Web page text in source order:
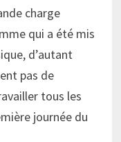
charge
qui a été mis
d’autant
pas de
tous les
journée du